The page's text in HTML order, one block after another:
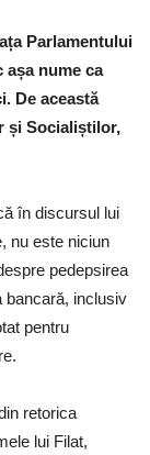
Parlamentului
nume ca
De această
și Socialiștilor,
în discursul lui
nu este niciun
pedepsirea
bancară, inclusiv
pentru
retorica
lui Filat,